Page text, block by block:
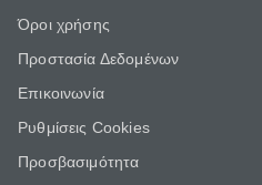
Όροι χρήσης
Προστασία Δεδομένων
Επικοινωνία
Ρυθμίσεις Cookies
Προσβασιμότητα